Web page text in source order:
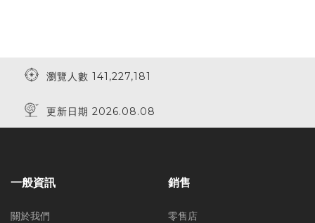
瀏覽人數 141,227,181
更新日期 2026.08.08
一般資訊
關於我們
銷售
零售店